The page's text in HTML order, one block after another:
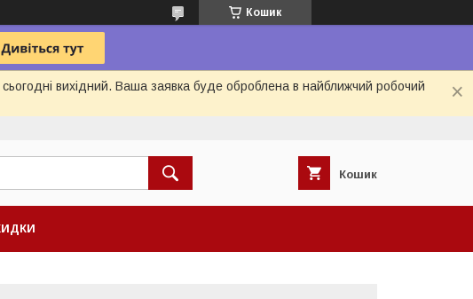
Кошик
вихідний. Ваша заявка буде оброблена в найближчий робочий
Кошик